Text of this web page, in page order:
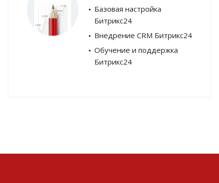
Базовая настройка
Битрикс24
Внедрение CRM Битрикс24
Обучение и поддержка
Битрикс24